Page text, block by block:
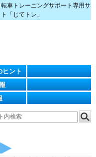
転車トレーニングサポート専用サ
「じてトレ」
ヒント